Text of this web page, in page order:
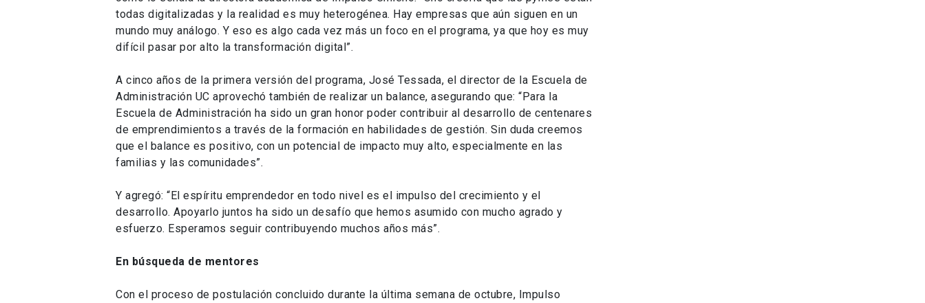
todas digitalizadas y la realidad es muy heterogénea. Hay empresas que aún siguen en un
mundo muy análogo. Y eso es algo cada vez más un foco en el programa, ya que hoy es muy
difícil pasar por alto la transformación digital”.
A cinco años de la primera versión del programa, José Tessada, el director de la Escuela de
Administración UC aprovechó también de realizar un balance, asegurando que: “Para la
Escuela de Administración ha sido un gran honor poder contribuir al desarrollo de centenares
de emprendimientos a través de la formación en habilidades de gestión. Sin duda creemos
que el balance es positivo, con un potencial de impacto muy alto, especialmente en las
familias y las comunidades”.
Y agregó: “El espíritu emprendedor en todo nivel es el impulso del crecimiento y el
desarrollo. Apoyarlo juntos ha sido un desafío que hemos asumido con mucho agrado y
esfuerzo. Esperamos seguir contribuyendo muchos años más”.
En búsqueda de mentores
Con el proceso de postulación concluido durante la última semana de octubre, Impulso